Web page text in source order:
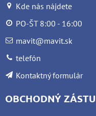
Kde nás nájdete
PO-ŠT 8:00 - 16:00
mavit@mavit.sk
telefón
Kontaktný formulár
OBCHODNÝ